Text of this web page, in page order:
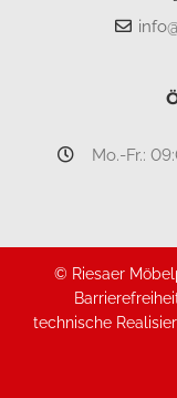
Mo.-Fr.:
© Riesaer
technische